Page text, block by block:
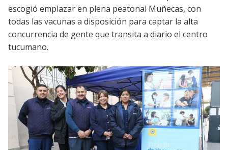
escogió emplazar en plena peatonal Muñecas, con
todas las vacunas a disposición para captar la alta
concurrencia de gente que transita a diario el centro
tucumano.